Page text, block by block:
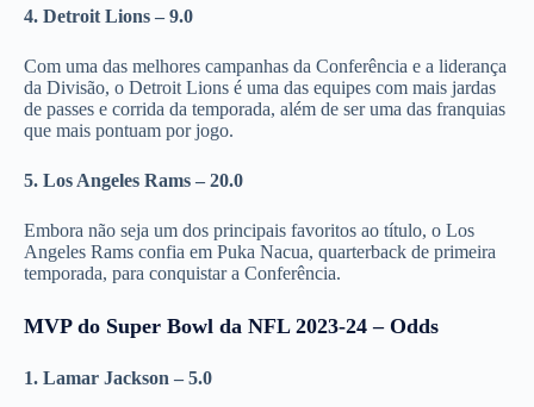
4. Detroit Lions – 9.0
Com uma das melhores campanhas da Conferência e a liderança
da Divisão, o Detroit Lions é uma das equipes com mais jardas
de passes e corrida da temporada, além de ser uma das franquias
que mais pontuam por jogo.
5. Los Angeles Rams – 20.0
Embora não seja um dos principais favoritos ao título, o Los
Angeles Rams confia em Puka Nacua, quarterback de primeira
temporada, para conquistar a Conferência.
MVP do Super Bowl da NFL 2023-24 – Odds
1. Lamar Jackson – 5.0